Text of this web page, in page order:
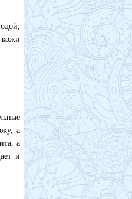
а
а
и